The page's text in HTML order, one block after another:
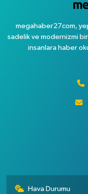
megahaber27com,
sadelik ve modernizmi
insanlara haber
Hava Durumu